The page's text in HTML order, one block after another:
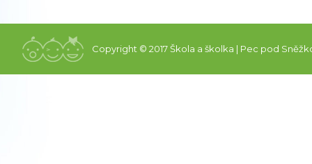
Copyright © 2017 Škola a školka | Pec pod